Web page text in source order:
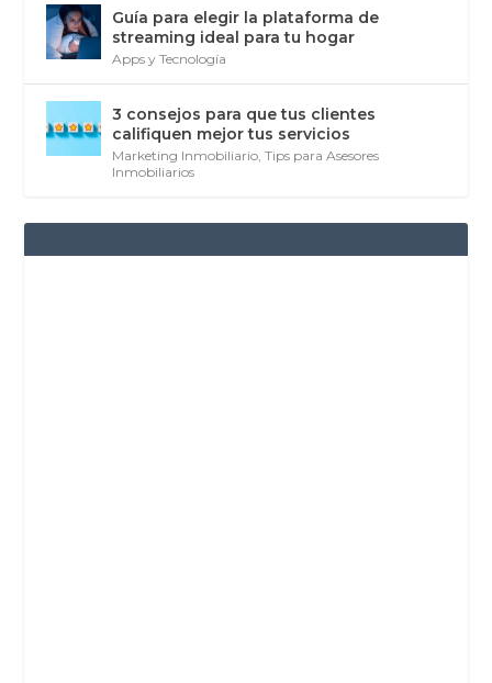
Guía para elegir la plataforma de
streaming ideal para tu hogar
Apps y Tecnología
3 consejos para que tus clientes
califiquen mejor tus servicios
Marketing Inmobiliario,Tips para Asesores
Inmobiliarios